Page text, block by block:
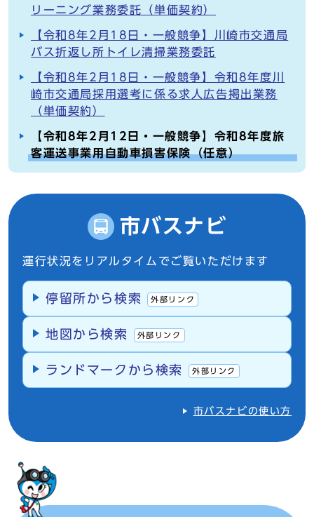
リーニング業務委託（単価契約）
【令和8年2月18日・一般競争】川崎市交通局
バス折返し所トイレ清掃業務委託
【令和8年2月18日・一般競争】令和8年度川
崎市交通局採用選考に係る求人広告掲出業務
（単価契約）
【令和8年2月12日・一般競争】令和8年度旅
客運送事業用自動車損害保険（任意）
市バスナビ
運行状況をリアルタイムでご覧いただけます
停留所から検索 外部リンク
地図から検索 外部リンク
ランドマークから検索 外部リンク
市バスナビの使い方